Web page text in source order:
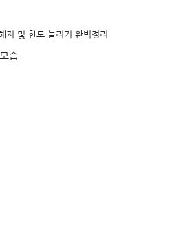
지 및 한도 늘리기 완벽정리